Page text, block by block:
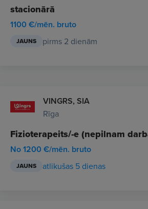
stacionārā
1100 €/mēn. bruto
JAUNS pirms 2 dienām
VINGRS, SIA
Rīga
Fizioterapeits/-e (nepilnam
No 1200 €/mēn. bruto
JAUNS atlikušas 5 dienas